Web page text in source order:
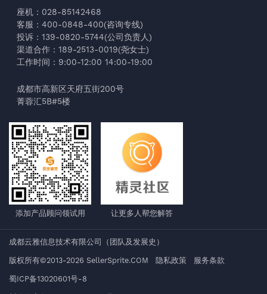
座机：028-85142468
客服：400-0848-400(咨询专线)
投诉：139-0820-5744(公司负责人)
渠道合作：189-2513-0019(尧女士)
工作时间：9:00-12:00 14:00-19:00
成都市高新区天府五街200号
菁蓉汇5B#5楼
添加产品顾问领试用 让更多人帮您解答
成都云雅信息技术有限公司 （ 团队及发展史 ）
版权所有©2013-2026 SellerSprite.COM 隐私政策 服务条款
蜀ICP备13020601号-8